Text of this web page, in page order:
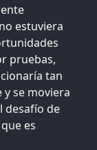
estuviera
pruebas,
tan
se moviera
desafío de
es